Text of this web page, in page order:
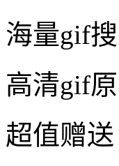
海量gif
高清gif
超值赠送